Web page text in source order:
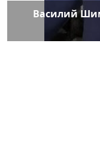
Василий